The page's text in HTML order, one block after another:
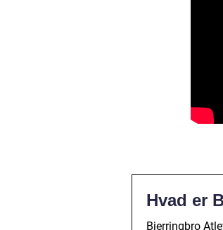
Hvad er
Bjerringbro